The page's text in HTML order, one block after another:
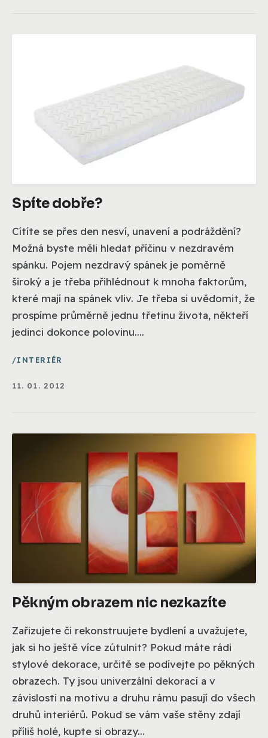
Spíte dobře?
Cítíte se přes den nesví, unavení a podráždění?
Možná byste měli hledat příčinu v nezdravém
spánku. Pojem nezdravý spánek je poměrně
široký a je třeba přihlédnout k mnoha faktorům,
které mají na spánek vliv. Je třeba si uvědomit, že
prospíme průměrně jednu třetinu života, někteří
jedinci dokonce polovinu....
INTERIÉR
11. 01. 2012
Pěkným obrazem nic nezkazíte
Zařizujete či rekonstruujete bydlení a uvažujete,
jak si ho ještě více zútulnit? Pokud máte rádi
stylové dekorace, určitě se podívejte po pěkných
obrazech. Ty jsou univerzální dekorací a v
závislosti na motivu a druhu rámu pasují do všech
druhů interiérů. Pokud se vám vaše stěny zdají
příliš holé, kupte si obrazy...